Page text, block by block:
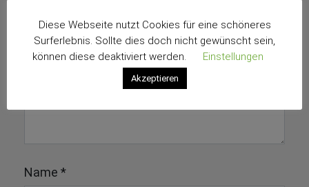
Name *
Diese Webseite nutzt Cookies für eine schöneres
Surferlebnis. Sollte dies doch nicht gewünscht sein,
können diese deaktiviert werden.
Einstellungen
Akzeptieren